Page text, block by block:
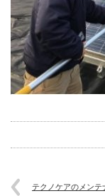
テクノケアのメンテ